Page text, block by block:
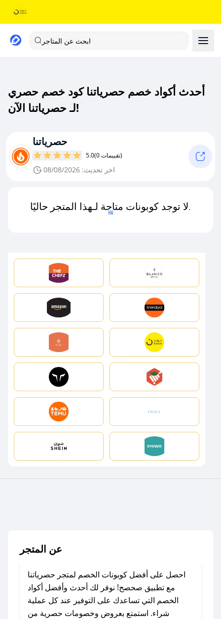
ابحث عن المتاجر
أحدث أكواد خصم حصرياتنا كود خصم حصري
لـ حصرياتنا الآن!
حصرياتنا
5.0 (0 تقييمات)
اخر تحديث: 08/08/2026
لا توجد كوبونات متاحة لـهذا المتجر حاليًا.
عن المتجر
احصل على أفضل كوبونات الخصم لمتجر حصرياتنا
مع تطبيق صحصح! نوفر لك أحدث وأفضل أكواد
الخصم التي تساعدك على التوفير عند كل عملية
شراء. استمتع بعروض وخصومات حصرية من